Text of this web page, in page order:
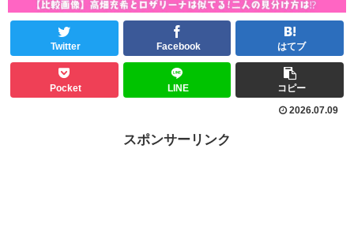
Twitter Facebook はてブ
Pocket LINE
コピー
2026.07.09
スポンサーリンク